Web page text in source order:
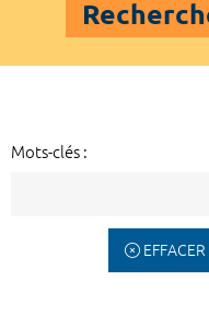
Mots-clés :
EFFACER